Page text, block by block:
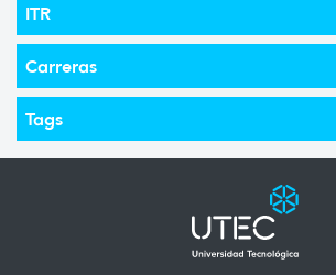
ITR
Carreras
Tags